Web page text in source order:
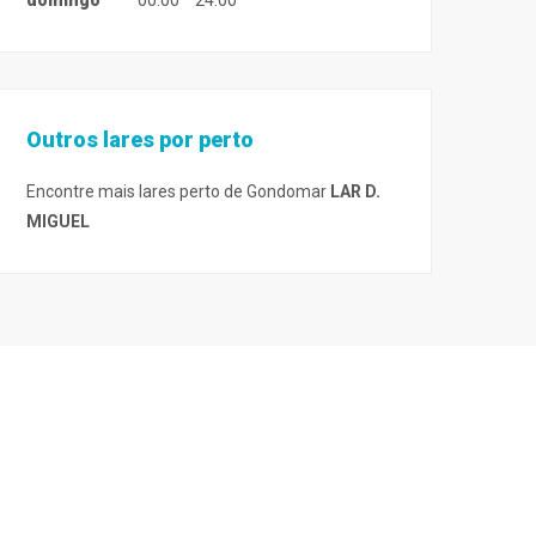
Outros lares por perto
Encontre mais lares perto de Gondomar LAR D.
MIGUEL